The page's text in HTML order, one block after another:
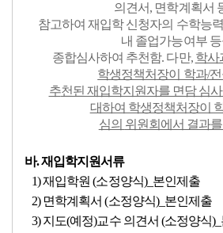
의견서, 면학계획서
참고하여 재입학 신청자의 수학능
내 졸업가능여부
종합심사하여 추천함. 다만, 학사
학생정책처장이 학과/
추천된 재입학지원자를 면담 심
대하여 학생정책처장이
심의 위원회 에서 결과를
바. 재입학지원서류
1) 재입학원 (소정양식)_본인제출
2) 면학계획서 (소정양식)_본인제출
3) 지도(예정)교수 의견서 (소정양식